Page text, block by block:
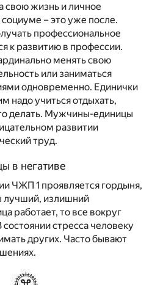
свою жизнь и личное
– это уже после.
профессиональное
к развитию в профессии.
менять свою
или заниматься
одновременно. Единички
надо учиться отдыхать,
делать. Мужчины-единицы
развитии
труд.
в негативе
ЧЖП 1 проявляется гордыня,
лучший, излишний
работает, то все вокруг
стресса человеку
других. Часто бывают